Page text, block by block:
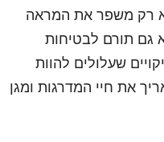
רק משפר את המראה
גם תורם לבטיחות
שעלולים להוות
את חיי המדרגות ומגן